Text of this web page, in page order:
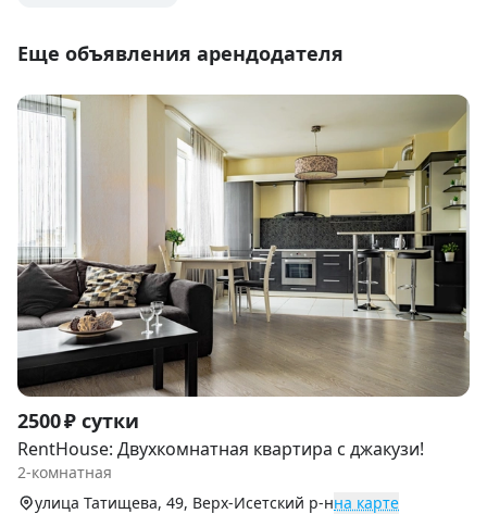
Еще объявления арендодателя
Item
1
of
9
2500 ₽ сутки
RentHouse: Двухкомнатная квартира с джакузи!
2-комнатная
улица Татищева, 49, Верх-Исетский р-нна карте